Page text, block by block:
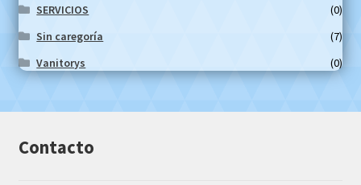
SERVICIOS
(0)
Sin caregoría
(7)
Vanitorys
(0)
Contacto